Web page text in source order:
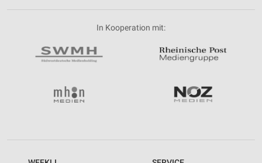
In Kooperation mit: